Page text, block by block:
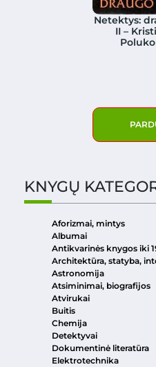
Netektys:
II –
KNYGŲ
Aforizmai, mintys
Albumai
Antikvarinės knygos iki
Architektūra, statyba,
Astronomija
Atsiminimai, biografijos
Atvirukai
Buitis
Chemija
Detektyvai
Dokumentinė literatūra
Elektrotechnika